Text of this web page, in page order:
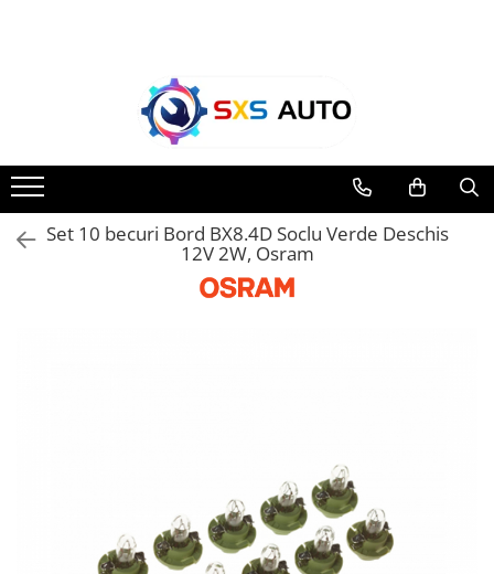
Ulei Motor Original și Aftermarket
- 0W20, 5W30, 5W40 - SXS Auto
0W16
0W20Set 10 becuri Bord BX8.4D Soclu Verde Deschis
12V 2W, Osram